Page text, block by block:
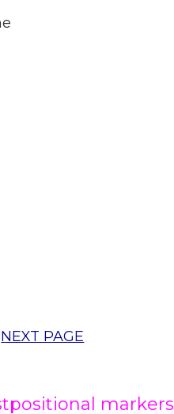
NEXT PAGE
markers